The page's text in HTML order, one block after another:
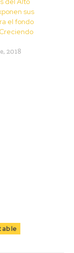
sus
el fondo
2018